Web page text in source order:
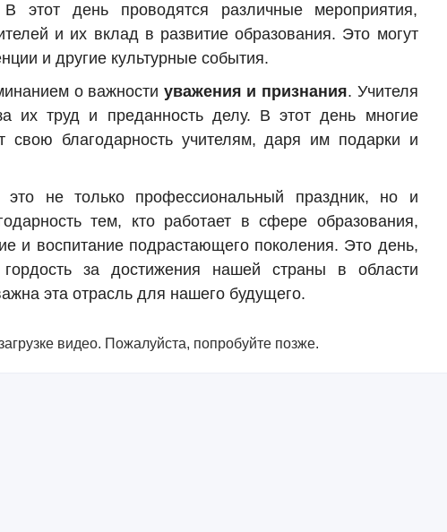
этот день проводятся различные мероприятия,
и их вклад в развитие образования. Это могут
и другие культурные события.
о важности уважения и признания. Учителя
их труд и преданность делу. В этот день многие
свою благодарность учителям, даря им подарки и
не только профессиональный праздник, но и
тем, кто работает в сфере образования,
и воспитание подрастающего поколения. Это день,
за достижения нашей страны в области
эта отрасль для нашего будущего.
видео. Пожалуйста, попробуйте позже.